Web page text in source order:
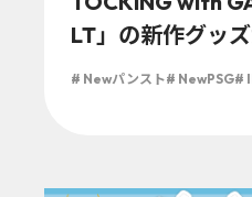
LT」の新作グッ
kaori氏による『
COLLECTION』
# Newパンスト# NewPSG#